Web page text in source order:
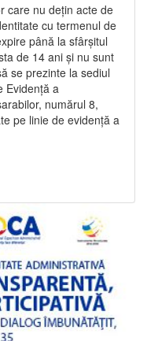
care nu dețin acte de
cu termenul de
până la sfârșitul
de 14 ani și nu sunt
se prezinte la sediul
Evidență a
numărul 8,
pe linie de evidență a